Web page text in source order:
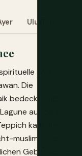
Ulu
und
Die
bedeckt und
auf; das
kam aus
muslimische
Gebetszeiten